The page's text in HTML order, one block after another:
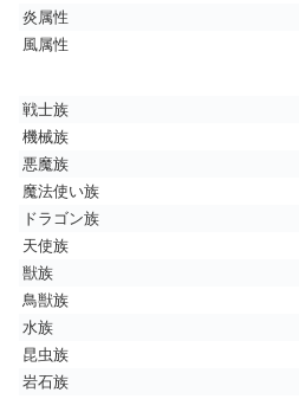
炎属性
風属性
戦士族
機械族
悪魔族
魔法使い族
ドラゴン族
天使族
獣族
鳥獣族
水族
昆虫族
岩石族